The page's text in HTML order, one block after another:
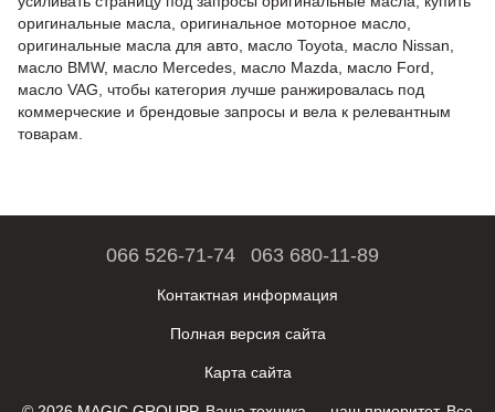
оригинальные масла, оригинальное моторное масло,
оригинальные масла для авто, масло Toyota, масло Nissan,
масло BMW, масло Mercedes, масло Mazda, масло Ford,
масло VAG, чтобы категория лучше ранжировалась под
коммерческие и брендовые запросы и вела к релевантным
товарам.
066 526-71-74 063 680-11-89
Контактная информация
Полная версия сайта
Карта сайта